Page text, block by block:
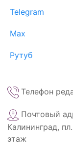
Telegram
Max
Рутуб
Телефон
Почтовый
Калининград,
этаж